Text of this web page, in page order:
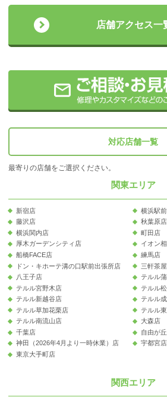
店舗アクセス一
対応店舗一覧
最寄りの店舗をご選択ください。
関東エリア
新宿店
横浜駅
藤沢店
秋葉原店
横浜関内店
町田店
厚木ガーデンシティ店
イオン
船橋FACE店
練馬店
ドン・キホーテ溝の口駅前出張所店
三軒茶
八王子店
テルル
テルル宮野木店
テルル
テルル新越谷店
テルル
テルル草加花栗店
テルル
テルル南流山店
大森店
千葉店
自由が
神田（2026年4月より一時休業）店
宇都宮店
東京大手町店
関西エリア